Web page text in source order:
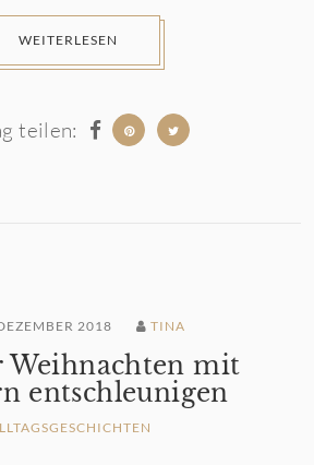
WEITERLESEN
teilen:
2018 TINA
Weihnachten mit
entschleunigen